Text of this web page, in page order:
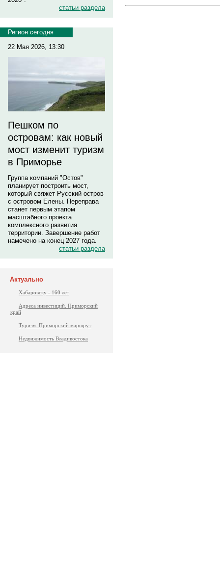
статьи раздела
Регион сегодня
22 Мая 2026, 13:30
Пешком по
островам: как новый
мост изменит туризм
в Приморье
Группа компаний "Остов"
планирует построить мост,
который свяжет Русский остров
с островом Елены. Переправа
станет первым этапом
масштабного проекта
комплексного развития
территории. Завершение работ
намечено на конец 2027 года.
статьи раздела
Актуально
Хабаровску - 160 лет
Адреса инвестиций. Приморский
край
Туризм: Приморский маршрут
Недвижимость Владивостока